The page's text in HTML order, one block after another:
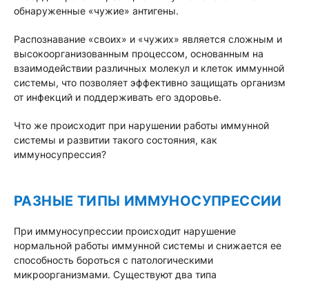
обнаруженные «чужие» антигены.
Распознавание «своих» и «чужих» является сложным и
высокоорганизованным процессом, основанным на
взаимодействии различных молекул и клеток иммунной
системы, что позволяет эффективно защищать организм
от инфекций и поддерживать его здоровье.
Что же происходит при нарушении работы иммунной
системы и развитии такого состояния, как
иммуносупрессия?
РАЗНЫЕ ТИПЫ ИММУНОСУПРЕССИИ
При иммуносупрессии происходит нарушение
нормальной работы иммунной системы и снижается ее
способность бороться с патологическими
микроорганизмами. Существуют два типа